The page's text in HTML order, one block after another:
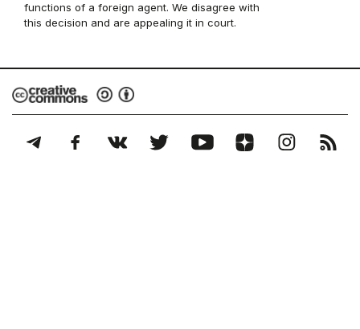
functions of a foreign agent. We disagree with
this decision and are appealing it in court.